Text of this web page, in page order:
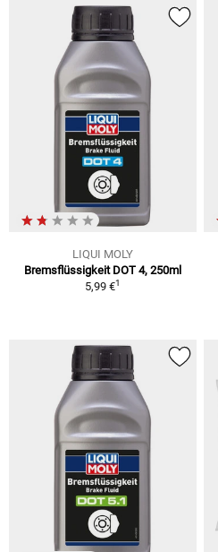
LIQUI MOLY
Bremsflüssigkeit DOT 4, 250ml
5,99 €1